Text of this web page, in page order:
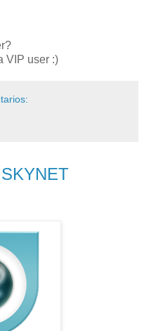
VIP user :)